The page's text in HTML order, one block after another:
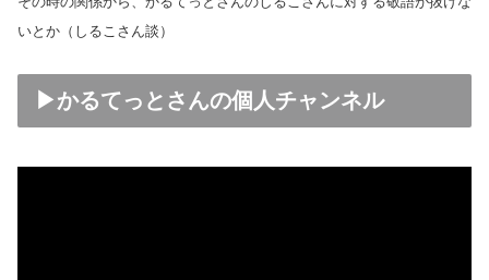
いとか（しるこさん談）
▶かるてっとさんの個人チャンネル